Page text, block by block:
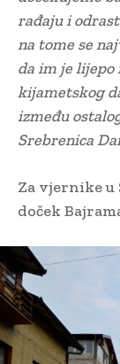
rađaju i
na tome se
da im je lijepo
kijametskog
između
Srebrenica
Za vjernike u
doček